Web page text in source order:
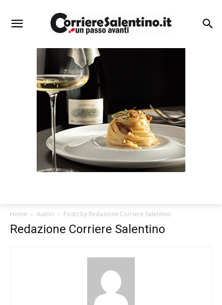
Home Autori Posts by Redazione Corriere Salentino
Redazione Corriere Salentino